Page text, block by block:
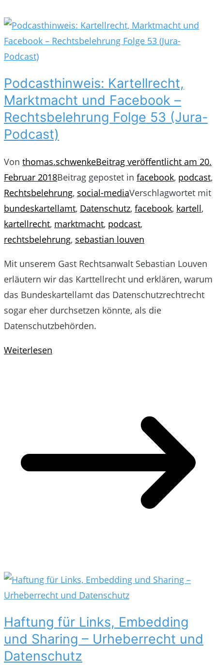
Podcasthinweis: Kartellrecht,
Marktmacht und Facebook –
Rechtsbelehrung Folge 53 (Jura-
Podcast)
Von thomas.schwenkeBeitrag veröffentlicht am 20.
Februar 2018Beitrag gepostet in facebook, podcast,
Rechtsbelehrung, social-mediaVerschlagwortet mit
bundeskartellamt, Datenschutz, facebook, kartell,
kartellrecht, marktmacht, podcast,
rechtsbelehrung, sebastian louven
Mit unserem Gast Rechtsanwalt Sebastian Louven
erläutern wir das Karttellrecht und erklären, warum
das Bundeskartellamt das Datenschutzrechtrecht
sogar eher durchsetzen könnte, als die
Datenschutzbehörden.
Weiterlesen
Haftung für Links, Embedding
und Sharing – Urheberrecht und
Datenschutz